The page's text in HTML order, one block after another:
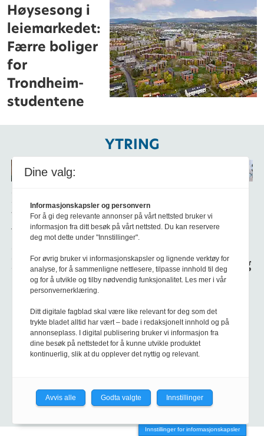
Høysesong i
leiemarkedet:
Færre boliger
for
Trondheim-
studentene
YTRING
Bidrag
til en
verdig
Brataas?
NTNU-
reform
ble
med
toppforskning
er
drømmemålet
svermene
myter
og det
virkelig
betyr
Innstillinger for informasjonskapsler
Dine valg:
Informasjonskapsler og personvern
For å gi deg relevante annonser på vårt nettsted bruker vi
informasjon fra ditt besøk på vårt nettsted. Du kan reservere
deg mot dette under "Innstillinger".
For øvrig bruker vi informasjonskapsler og lignende verktøy for
analyse, for å sammenligne nettlesere, tilpasse innhold til deg
og for å utvikle og tilby nødvendig funksjonalitet. Les mer i vår
personvernerklæring.
Ditt digitale fagblad skal være like relevant for deg som det
trykte bladet alltid har vært – bade i redaksjonelt innhold og på
annonseplass. I digital publisering bruker vi informasjon fra
dine besøk på nettstedet for å kunne utvikle produktet
kontinuerlig, slik at du opplever det nyttig og relevant.
Avvis alle Godta valgte Innstillinger